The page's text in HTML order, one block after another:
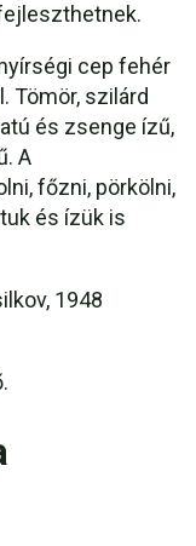
cep fehér
Tömör, szilárd
és zsenge ízű,
A
főzni, pörkölni,
és ízük is
1948